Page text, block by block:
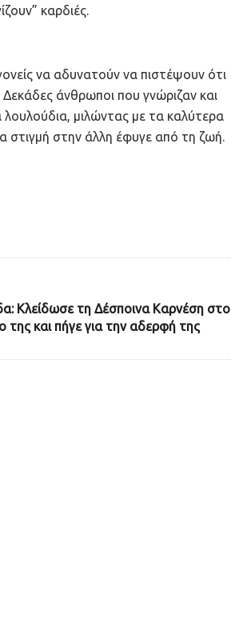
καρδιές.
να αδυνατούν να πιστέψουν ότι
άνθρωποι που γνώριζαν και
μιλώντας με τα καλύτερα
στιγμή στην άλλη έφυγε από τη ζωή.
Κλείδωσε τη Δέσποινα Καρνέση στο
της και πήγε για την αδερφή της